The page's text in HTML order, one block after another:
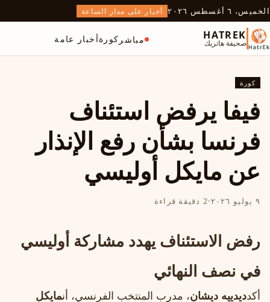
الخميس، ٦ أغسطس ٢٠٢٦ أخبار على مدار الساعة
HATREK
صحيفة هاتريك مباشر كورةأخبار عامة
كورة
فيفا يرفض استئناف
فرنسا بشأن رفع الإنذار
عن مايكل أوليسي
٩ يوليو ٢٠٢٦ ·2 دقيقة قراءة
رفض الاستئناف يهدد مشاركة أوليسي
في نصف النهائي
أكدديدييه ديشان، مدرب المنتخب الفرنسي، أنمايكل